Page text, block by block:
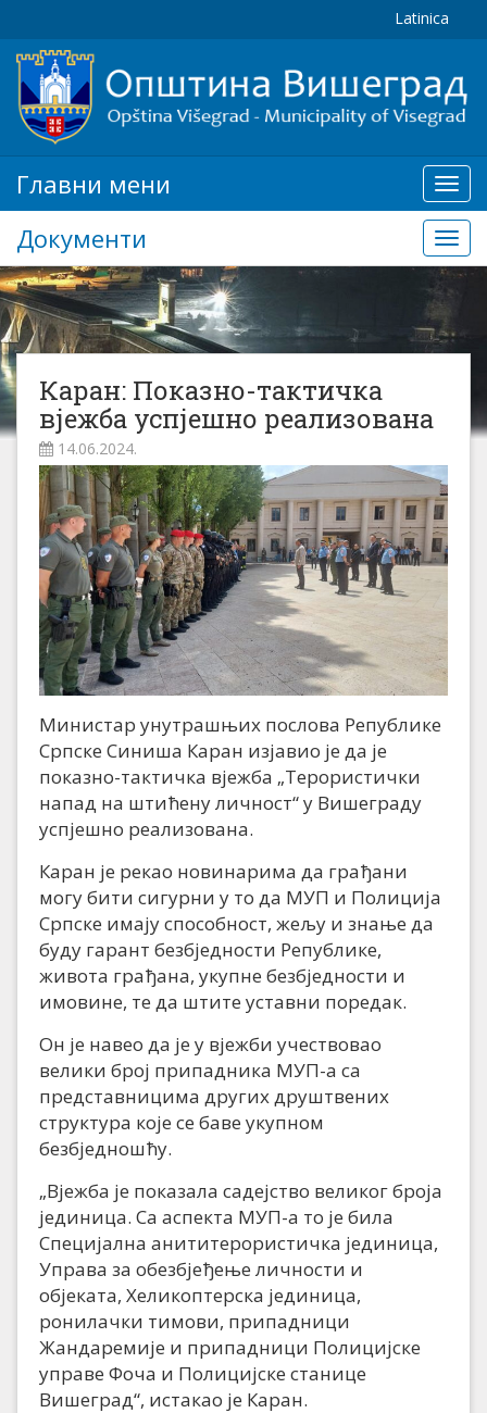
Latinica
мени
Главни мени
Документи
Каран: Показно-тактичка
вјежба успјешно реализована
14.06.2024.
Министар унутрашњих послова Републике
Српске Синиша Каран изјавио је да је
показно-тактичка вјежба „Терористички
напад на штићену личност“ у Вишеграду
успјешно реализована.
Каран је рекао новинарима да грађани
могу бити сигурни у то да МУП и Полиција
Српске имају способност, жељу и знање да
буду гарант безбједности Републике,
живота грађана, укупне безбједности и
имовине, те да штите уставни поредак.
Он је навео да је у вјежби учествовао
велики број припадника МУП-а са
представницима других друштвених
структура које се баве укупном
безбједношћу.
„Вјежба је показала садејство великог броја
јединица. Са аспекта МУП-а то је била
Специјална анититерористичка јединица,
Управа за обезбјеђење личности и
објеката, Хеликоптерска јединица,
ронилачки тимови, припадници
Жандаремије и припадници Полицијске
управе Фоча и Полицијске станице
Вишеград“, истакао је Каран.